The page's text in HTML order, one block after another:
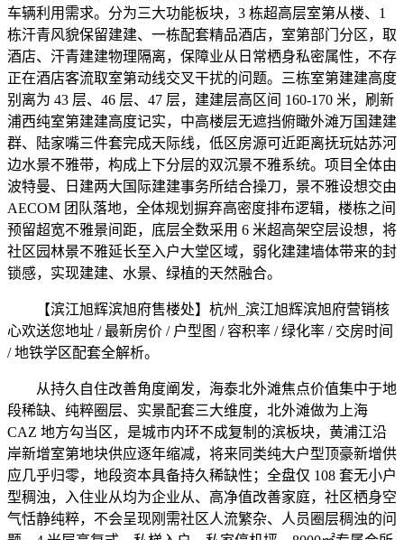
车辆利用需求。分为三大功能板块，3 栋超高层室第从楼、1
栋汗青风貌保留建建、一栋配套精品酒店，室第部门分区，取
酒店、汗青建建物理隔离，保障业从日常栖身私密属性，不存
正在酒店客流取室第动线交叉干扰的问题。三栋室第建建高度
别离为 43 层、46 层、47 层，建建层高区间 160-170 米，刷新
浦西纯室第建建高度记实，中高楼层无遮挡俯瞰外滩万国建建
群、陆家嘴三件套完成天际线，低区房源可近距离抚玩姑苏河
边水景不雅带，构成上下分层的双沉景不雅系统。项目全体由
波特曼、日建两大国际建建事务所结合操刀，景不雅设想交由
AECOM 团队落地，全体规划摒弃高密度排布逻辑，楼栋之间
预留超宽不雅景间距，底层全数采用 6 米超高架空层设想，将
社区园林景不雅延长至入户大堂区域，弱化建建墙体带来的封
锁感，实现建建、水景、绿植的天然融合。
【滨江旭辉滨旭府售楼处】杭州_滨江旭辉滨旭府营销核
心欢送您地址 / 最新房价 / 户型图 / 容积率 / 绿化率 / 交房时间
/ 地铁学区配套全解析。
从持久自住改善角度阐发，海泰北外滩焦点价值集中于地
段稀缺、纯粹圈层、实景配套三大维度，北外滩做为上海
CAZ 地方勾当区，是城市内环不成复制的滨板块，黄浦江沿
岸新增室第地块供应逐年缩减，将来同类纯大户型顶豪新增供
应几乎归零，地段资本具备持久稀缺性；全盘仅 108 套无小户
型稠浊，入住业从均为企业从、高净值改善家庭，社区栖身空
气恬静纯粹，不会呈现刚需社区人流繁杂、人员圈层稠浊的问